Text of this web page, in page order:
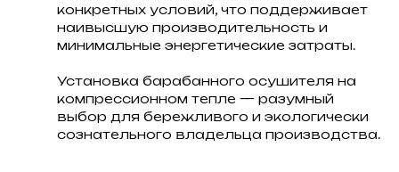
конкретных условий, что поддерживает
наивысшую производительность и
минимальные энергетические затраты.
Установка барабанного осушителя на
компрессионном тепле — разумный
выбор для бережливого и экологически
сознательного владельца производства.